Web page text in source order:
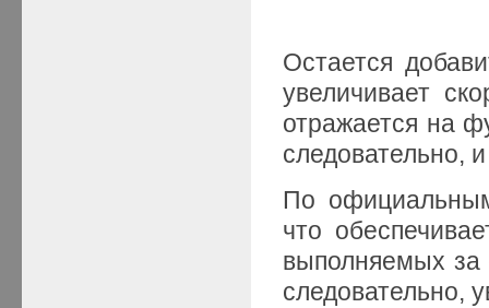
Остается
увеличивает
отражается на
следовательно,
По
что
выполняемых
следовательно,